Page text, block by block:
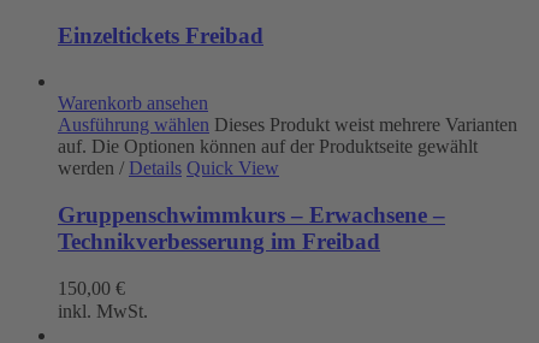
Einzeltickets Freibad
Warenkorb ansehen
Ausführung wählen Dieses Produkt weist mehrere Varianten
auf. Die Optionen können auf der Produktseite gewählt
werden / Details Quick View
Gruppenschwimmkurs – Erwachsene –
Technikverbesserung im Freibad
150,00 €
inkl. MwSt.